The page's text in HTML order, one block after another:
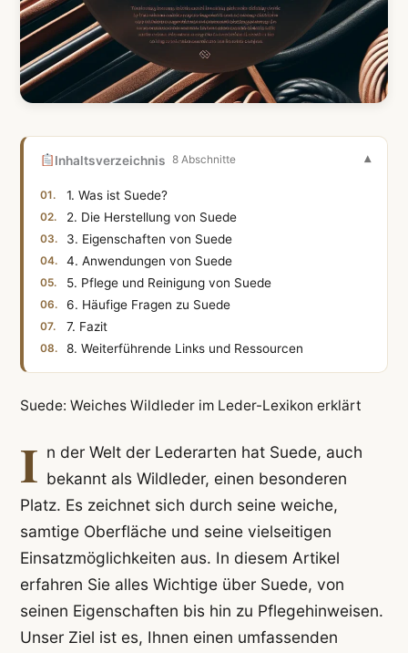
Inhaltsverzeichnis 8 Abschnitte
1. Was ist Suede?
2. Die Herstellung von Suede
3. Eigenschaften von Suede
4. Anwendungen von Suede
5. Pflege und Reinigung von Suede
6. Häufige Fragen zu Suede
7. Fazit
8. Weiterführende Links und Ressourcen
Suede: Weiches Wildleder im Leder-Lexikon erklärt
I n der Welt der Lederarten hat Suede, auch
bekannt als Wildleder, einen besonderen
Platz. Es zeichnet sich durch seine weiche,
samtige Oberfläche und seine vielseitigen
Einsatzmöglichkeiten aus. In diesem Artikel
erfahren Sie alles Wichtige über Suede, von
seinen Eigenschaften bis hin zu Pflegehinweisen.
Unser Ziel ist es, Ihnen einen umfassenden